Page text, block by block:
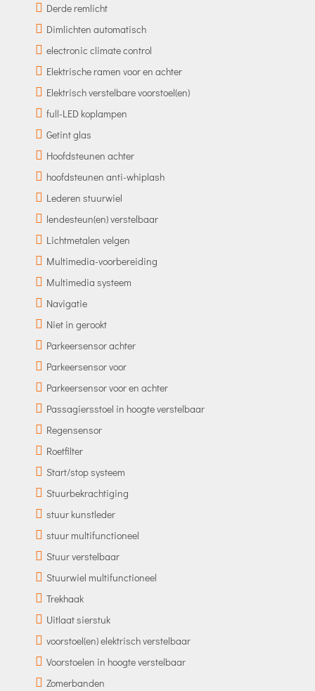
Derde remlicht
Dimlichten automatisch
electronic climate control
Elektrische ramen voor en achter
Elektrisch verstelbare voorstoel(en)
full-LED koplampen
Getint glas
Hoofdsteunen achter
hoofdsteunen anti-whiplash
Lederen stuurwiel
lendesteun(en) verstelbaar
Lichtmetalen velgen
Multimedia-voorbereiding
Multimedia systeem
Navigatie
Niet in gerookt
Parkeersensor achter
Parkeersensor voor
Parkeersensor voor en achter
Passagiersstoel in hoogte verstelbaar
Regensensor
Roetfilter
Start/stop systeem
Stuurbekrachtiging
stuur kunstleder
stuur multifunctioneel
Stuur verstelbaar
Stuurwiel multifunctioneel
Trekhaak
Uitlaat sierstuk
voorstoel(en) elektrisch verstelbaar
Voorstoelen in hoogte verstelbaar
Zomerbanden